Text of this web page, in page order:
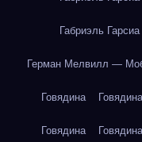
Габриэль
Герман Мелвилл —
Говядина Говядина
Говядина Говядина